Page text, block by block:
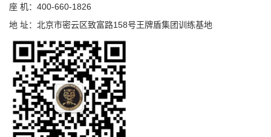
座 机：400-660-1826
地 址：北京市密云区致富路158号王牌盾集团训练基地